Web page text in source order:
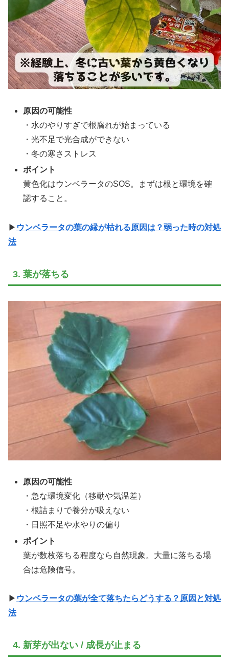
原因の可能性
・水のやりすぎで根腐れが始まっている
・光不足で光合成ができない
・冬の寒さストレス
ポイント
黄色化はウンベラータのSOS。まずは根と環境を確
認すること。
▶ ウンベラータの葉の縁が枯れる原因は？弱った時の対処
法
3. 葉が落ちる
原因の可能性
・急な環境変化（移動や気温差）
・根詰まりで養分が吸えない
・日照不足や水やりの偏り
ポイント
葉が数枚落ちる程度なら自然現象。大量に落ちる場
合は危険信号。
▶ ウンベラータの葉が全て落ちたらどうする？原因と対処
法
4. 新芽が出ない / 成長が止まる